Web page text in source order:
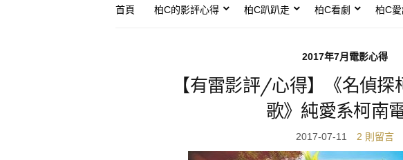
首頁 柏C的影評心得 柏C趴趴走 柏C看劇 柏C
2017年7月電影心得
【有雷影評/心得】《名偵探
歌》純愛系柯南
2017-07-11 2 則留言